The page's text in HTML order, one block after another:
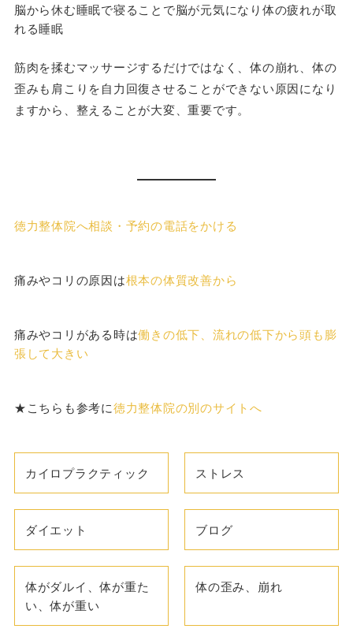
脳から休む睡眠で寝ることで脳が元気になり体の疲れが取
れる睡眠
筋肉を揉むマッサージするだけではなく、体の崩れ、体の
歪みも肩こりを自力回復させることができない原因になり
ますから、整えることが大変、重要です。
徳力整体院へ相談・予約の電話をかける
痛みやコリの原因は根本の体質改善から
痛みやコリがある時は働きの低下、流れの低下から頭も膨
張して大きい
★こちらも参考に徳力整体院の別のサイトへ
カイロプラクティック ストレス
ダイエット ブログ
体がダルイ、体が重た
い、体が重い
体の歪み、崩れ